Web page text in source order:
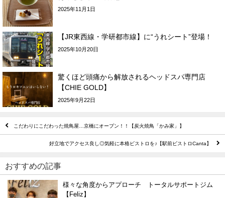
2025年11月1日
【JR東西線・学研都市線】に“うれシート”登場！
2025年10月20日
驚くほど頭痛から解放されるヘッドスパ専門店
【CHIE GOLD】
2025年9月22日
こだわりにこだわった焼鳥屋…京橋にオープン！！【炭火焼鳥「かみ家」】
好立地でアクセス良し◎気軽に本格ビストロを♪【駅前ビストロCanta】
おすすめの記事
様々な角度からアプローチ トータルサポートジム
【Feliz】